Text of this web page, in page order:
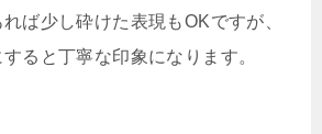
ば少し砕けた表現もOKですが、
ると丁寧な印象になります。